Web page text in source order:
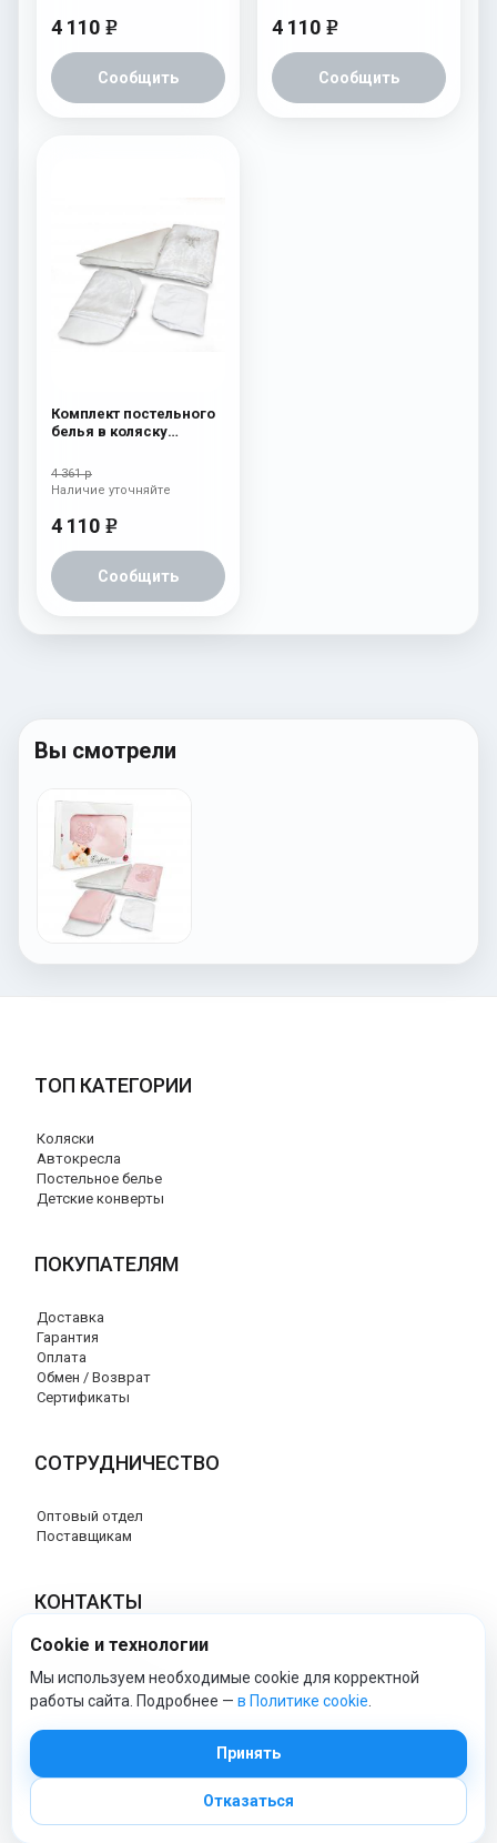
4 110 e
Сообщить
4 110 e
Сообщить
Комплект постельного
белья в коляску
предметов Бант
4 361 р
4 110 e
Сообщить
Наличие уточняйте
Вы смотрели
ТОП КАТЕГОРИИ
Коляски
Автокресла
Постельное белье
Детские конверты
ПОКУПАТЕЛЯМ
Доставка
Гарантия
Оплата
Обмен / Возврат
Сертификаты
СОТРУДНИЧЕСТВО
Оптовый отдел
Поставщикам
КОНТАКТЫ
8 (800) 707-76-34
info@esspero-market.ru
© 2026 Esspero-market.ru
Политика обработки персональных данных
| Политика cookie
Cookie и технологии
Мы используем необходимые cookie для корректной
работы сайта. Подробнее — в Политике cookie
Принять
Отказаться